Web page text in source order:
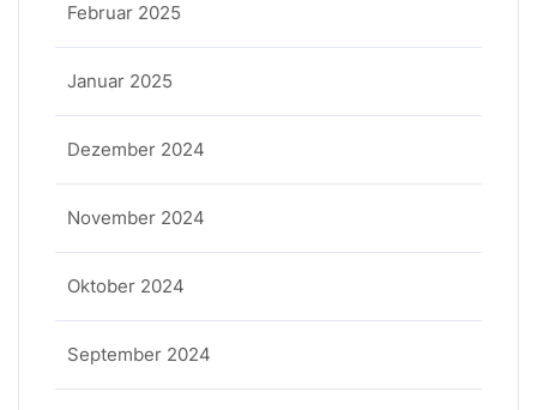
Februar 2025
Januar 2025
Dezember 2024
November 2024
Oktober 2024
September 2024